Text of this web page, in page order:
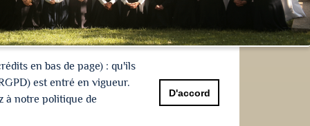
en bas de page) : qu'ils
est entré en vigueur.
à notre politique de
D'accord